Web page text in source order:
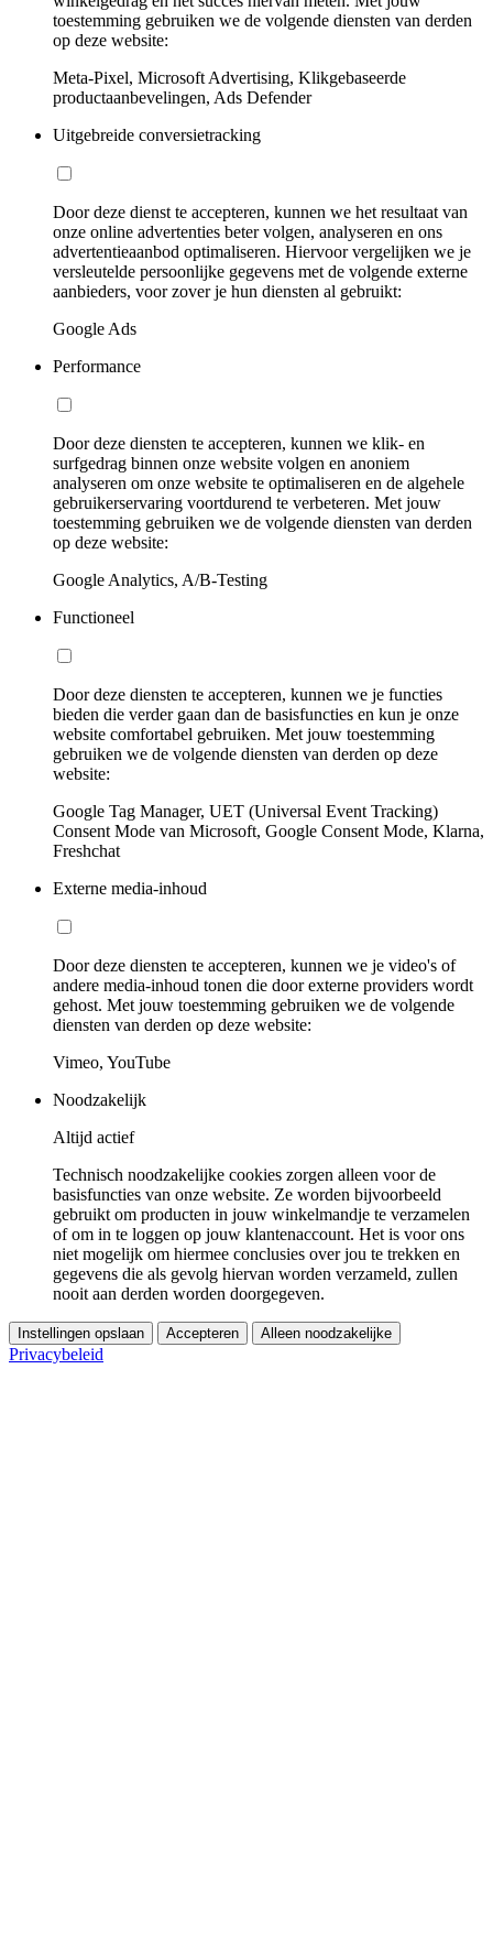
toestemming gebruiken we de volgende diensten van derden
op deze website:
Meta-Pixel, Microsoft Advertising, Klikgebaseerde
productaanbevelingen, Ads Defender
Uitgebreide conversietracking
Door deze dienst te accepteren, kunnen we het resultaat van
onze online advertenties beter volgen, analyseren en ons
advertentieaanbod optimaliseren. Hiervoor vergelijken we je
versleutelde persoonlijke gegevens met de volgende externe
aanbieders, voor zover je hun diensten al gebruikt:
Google Ads
Performance
Door deze diensten te accepteren, kunnen we klik- en
surfgedrag binnen onze website volgen en anoniem
analyseren om onze website te optimaliseren en de algehele
gebruikerservaring voortdurend te verbeteren. Met jouw
toestemming gebruiken we de volgende diensten van derden
op deze website:
Google Analytics, A/B-Testing
Functioneel
Door deze diensten te accepteren, kunnen we je functies
bieden die verder gaan dan de basisfuncties en kun je onze
website comfortabel gebruiken. Met jouw toestemming
gebruiken we de volgende diensten van derden op deze
website:
Google Tag Manager, UET (Universal Event Tracking)
Consent Mode van Microsoft, Google Consent Mode, Klarna,
Freshchat
Externe media-inhoud
Door deze diensten te accepteren, kunnen we je video's of
andere media-inhoud tonen die door externe providers wordt
gehost. Met jouw toestemming gebruiken we de volgende
diensten van derden op deze website:
Vimeo, YouTube
Noodzakelijk
Altijd actief
Technisch noodzakelijke cookies zorgen alleen voor de
basisfuncties van onze website. Ze worden bijvoorbeeld
gebruikt om producten in jouw winkelmandje te verzamelen
of om in te loggen op jouw klantenaccount. Het is voor ons
niet mogelijk om hiermee conclusies over jou te trekken en
gegevens die als gevolg hiervan worden verzameld, zullen
nooit aan derden worden doorgegeven.
Instellingen opslaan Accepteren Alleen noodzakelijke
Privacybeleid